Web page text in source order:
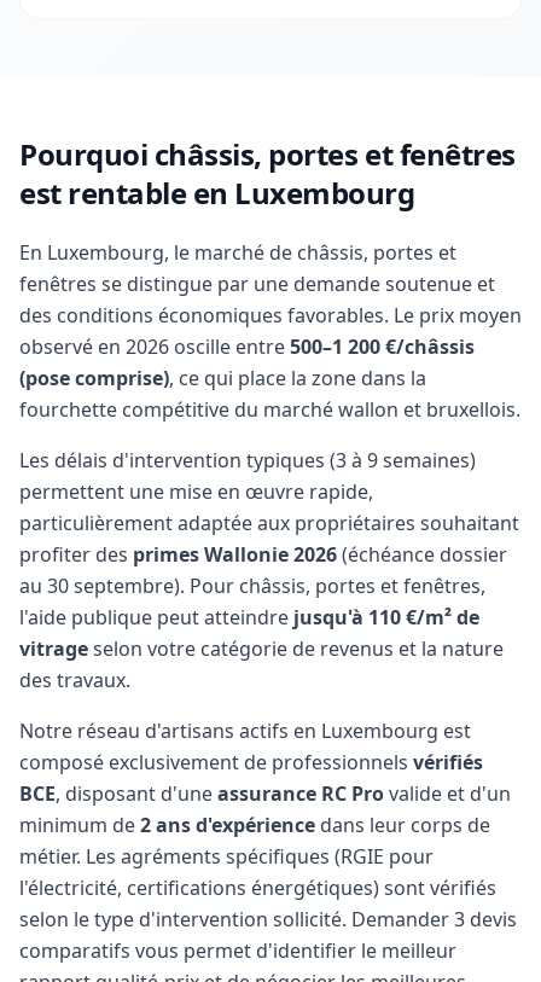
Pourquoi châssis, portes et fenêtres
est rentable en Luxembourg
En Luxembourg, le marché de châssis, portes et
fenêtres se distingue par une demande soutenue et
des conditions économiques favorables. Le prix moyen
observé en 2026 oscille entre500–1 200 €/châssis
(pose comprise), ce qui place la zone dans la
fourchette compétitive du marché wallon et bruxellois.
Les délais d'intervention typiques (3 à 9 semaines)
permettent une mise en œuvre rapide,
particulièrement adaptée aux propriétaires souhaitant
profiter des primes Wallonie 2026(échéance dossier
au 30 septembre). Pour châssis, portes et fenêtres,
l'aide publique peut atteindre jusqu'à 110 €/m² de
vitrageselon votre catégorie de revenus et la nature
des travaux.
Notre réseau d'artisans actifs en Luxembourg est
composé exclusivement de professionnels vérifiés
BCE, disposant d'uneassurance RC Provalide et d'un
minimum de2 ans d'expérience dans leur corps de
métier. Les agréments spécifiques (RGIE pour
l'électricité, certifications énergétiques) sont vérifiés
selon le type d'intervention sollicité. Demander 3 devis
comparatifs vous permet d'identifier le meilleur